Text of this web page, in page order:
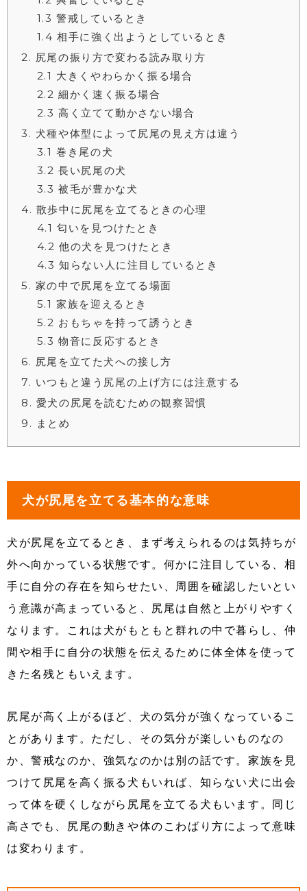
1.3 警戒しているとき
1.4 相手に強く出ようとしているとき
2
尻尾の振り方で変わる読み取り方
2.1 大きくやわらかく振る場合
2.2 細かく速く振る場合
2.3 高く立てて動かさない場合
3
犬種や体型によって尻尾の見え方は違う
3.1 巻き尾の犬
3.2 長い尻尾の犬
3.3 被毛が豊かな犬
4
散歩中に尻尾を立てるときの心理
4.1 匂いを見つけたとき
4.2 他の犬を見つけたとき
4.3 知らない人に注目しているとき
5
家の中で尻尾を立てる場面
5.1 家族を迎えるとき
5.2 おもちゃを持って誘うとき
5.3 物音に反応するとき
6
尻尾を立てた犬への接し方
7
いつもと違う尻尾の上げ方には注意する
8
愛犬の尻尾を読むための観察習慣
9
まとめ
犬が尻尾を立てる基本的な意味
犬が尻尾を立てるとき、まず考えられるのは気持ちが
外へ向かっている状態です。何かに注目している、相
手に自分の存在を知らせたい、周囲を確認したいとい
う意識が高まっていると、尻尾は自然と上がりやすく
なります。これは犬がもともと群れの中で暮らし、仲
間や相手に自分の状態を伝えるために体全体を使って
きた名残ともいえます。
尻尾が高く上がるほど、犬の気分が強くなっているこ
とがあります。ただし、その気分が楽しいものなの
か、警戒なのか、強気なのかは別の話です。家族を見
つけて尻尾を高く振る犬もいれば、知らない犬に出会
って体を硬くしながら尻尾を立てる犬もいます。同じ
高さでも、尻尾の動きや体のこわばり方によって意味
は変わります。